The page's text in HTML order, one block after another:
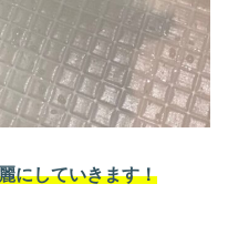
にしていきます！